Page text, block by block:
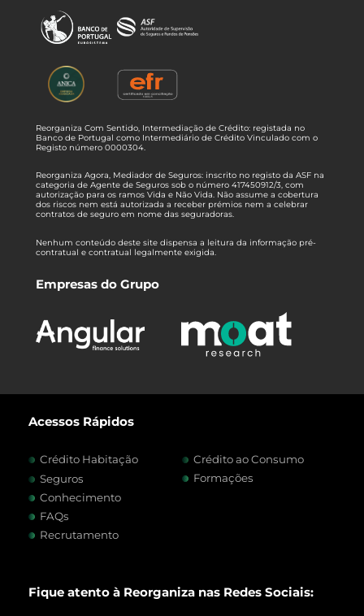
Reorganiza Com Sentido, Intermediação de Crédito: registada no
Banco de Portugal como Intermediário de Crédito Vinculado com o
Registo número 0000304.
Reorganiza Agora, Mediador de Seguros: inscrito no registo da ASF na
categoria de Agente de Seguros sob o número 417450912/3, com
autorização para os ramos Vida e Não Vida. Não assume a cobertura
dos riscos nem está autorizada a receber prémios nem a celebrar
contratos de seguro em nome das seguradoras.
Nenhum conteúdo deste site dispensa a leitura da informação pré-
contratual e contratual legalmente exigida.
Empresas do Grupo
Acessos Rápidos
Crédito Habitação
Crédito ao Consumo
Seguros
Formações
Conhecimento
FAQs
Recrutamento
Fique atento à Reorganiza nas Redes Sociais: